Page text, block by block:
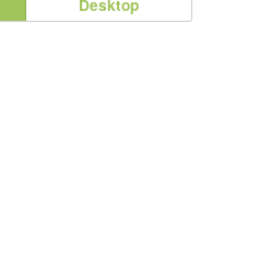
Desktop